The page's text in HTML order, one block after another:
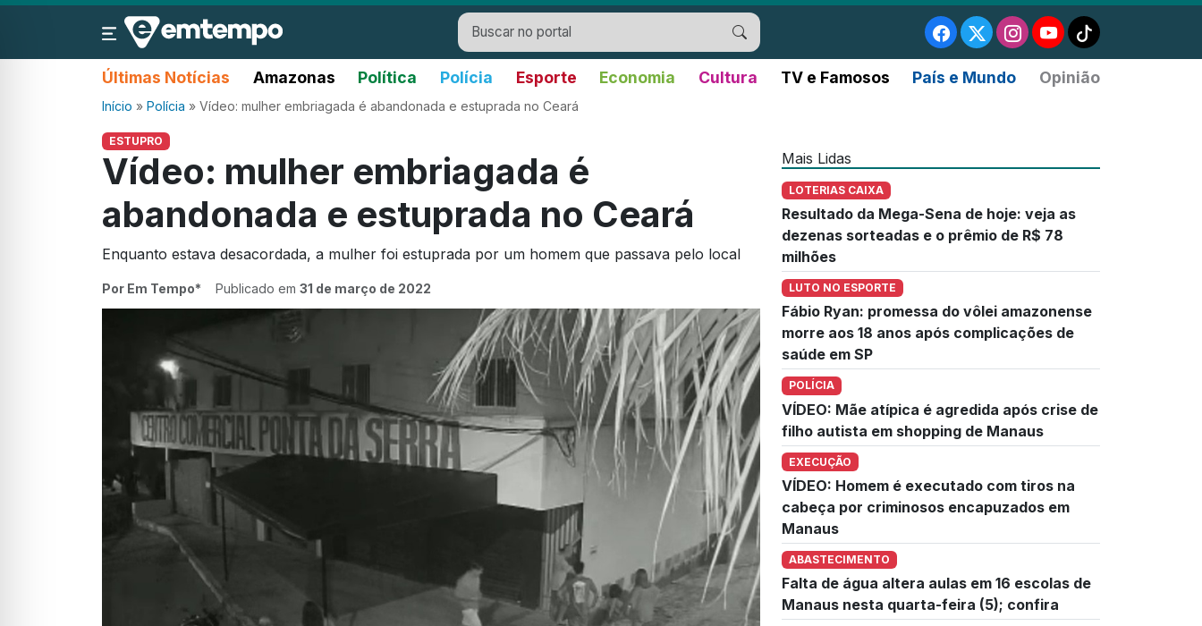
Últimas Notícias Amazonas Política Polícia Esporte Economia Cultura TV e Famosos País e Mundo Opinião
Início » Polícia » Vídeo: mulher embriagada é abandonada e estuprada no Ceará
ESTUPRO
Vídeo: mulher embriagada é
abandonada e estuprada no Ceará
Enquanto estava desacordada, a mulher foi estuprada por um homem que passava pelo local
Por Em Tempo* Publicado em 31 de março de 2022
Mais Lidas
LOTERIAS CAIXA
Resultado da Mega-Sena de hoje: veja as
dezenas sorteadas e o prêmio de R$ 78
milhões
LUTO NO ESPORTE
Fábio Ryan: promessa do vôlei amazonense
morre aos 18 anos após complicações de
saúde em SP
POLÍCIA
VÍDEO: Mãe atípica é agredida após crise de
filho autista em shopping de Manaus
EXECUÇÃO
VÍDEO: Homem é executado com tiros na
cabeça por criminosos encapuzados em
Manaus
ABASTECIMENTO
Falta de água altera aulas em 16 escolas de
Manaus nesta quarta-feira (5); confira